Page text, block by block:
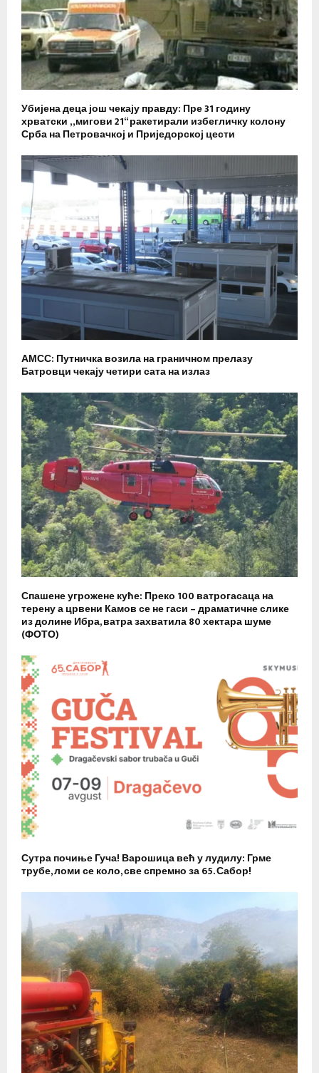
Убијена деца још чекају правду: Пре 31 годину
хрватски „мигови 21“ ракетирали избегличку колону
Срба на Петровачкој и Приједорској цести
АМСС: Путничка возила на граничном прелазу
Батровци чекају четири сата на излаз
Спашене угрожене куће: Преко 100 ватрогасаца на
терену а црвени Камов се не гаси – драматичне слике
из долине Ибра, ватра захватила 80 хектара шуме
(ФОТО)
Сутра почиње Гуча! Варошица већ у лудилу: Грме
трубе, ломи се коло, све спремно за 65. Сабор!